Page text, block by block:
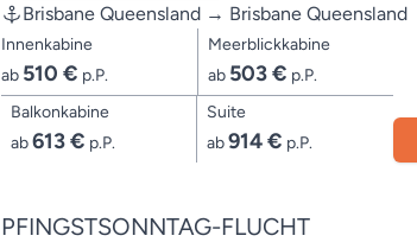
Brisbane Queensland → Brisbane Queensland
Innenkabine
ab 510 € p.P.
Meerblickkabine
ab 503 € p.P.
Balkonkabine
ab613 € p.P.
Suite
ab914 € p.P.
PFINGSTSONNTAG-FLUCHT